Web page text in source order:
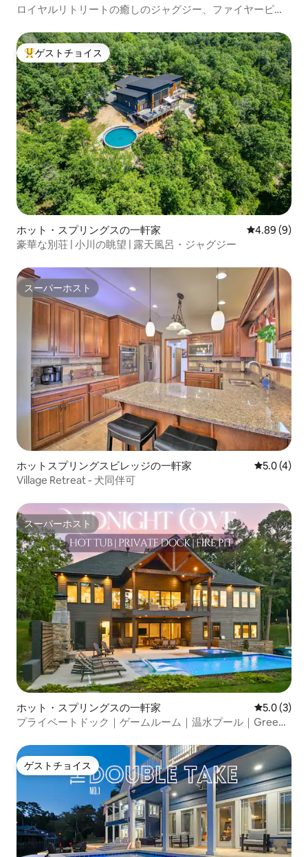
ロイヤルリトリートの癒しのジャグジー、ファイヤーピッ
大好評のゲストチョイスです。
ゲストチョイス
ホット・スプリングスの一軒家 レビュー9件
4.89 (9)
豪華な別荘 | 小川の眺望 | 露天風呂・ジャグジー
スーパーホスト
スーパーホスト
ホットスプリングスビレッジの一軒家 レビュー4
5.0 (4)
Village Retreat - 犬同伴可
スーパーホスト
スーパーホスト
ホット・スプリングスの一軒家 レビュー3
5.0 (3)
プライベートドック｜ゲームルーム｜温水プール｜Green
ゲストチョイス
ゲストチョイス